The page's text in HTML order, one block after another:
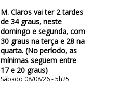
M. Claros vai ter 2 tardes
de 34 graus, neste
domingo e segunda, com
30 graus na terça e 28 na
quarta. (No período, as
mínimas seguem entre
17 e 20 graus)
Sábado 08/08/26 - 5h25